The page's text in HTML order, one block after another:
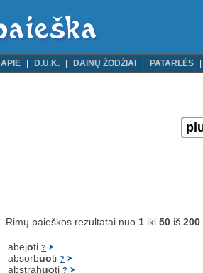
APIE D.U.K. DAINŲ ŽODŽIAI PATARLĖS
Rimų paieškos rezultatai nuo 1 iki50 iš200
abejoti?
absorbuoti?
abstrahuoti?